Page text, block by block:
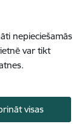
nepieciešamās
var tikt
visas